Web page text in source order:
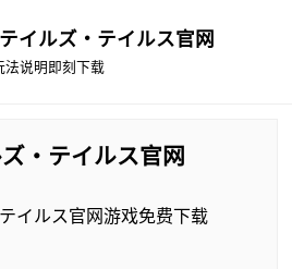
イルズ・テイルス官网
法说明 即刻下载
・テイルス官网
イルス官网游戏免费下载